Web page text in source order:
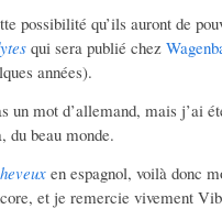
possibilité qu’ils auront de
qui sera publié chez
années).
un mot d’allemand, mais j’ai
du beau monde.
en espagnol, voilà donc
et je remercie vivement